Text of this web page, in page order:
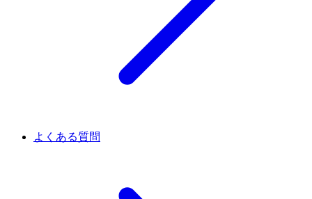
よくある質問